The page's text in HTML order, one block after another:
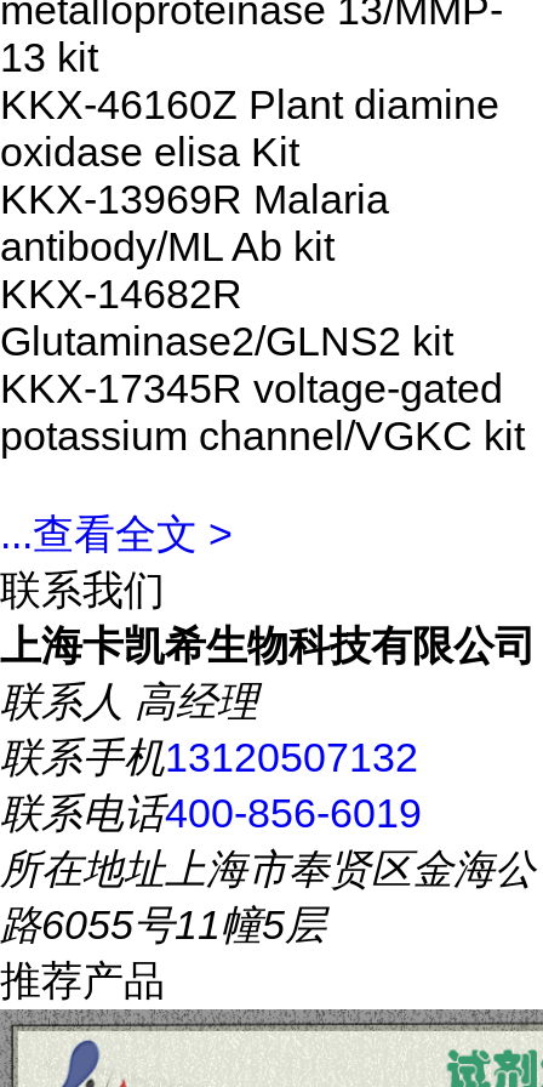
metalloproteinase 13/MMP-
13 kit
KKX-46160Z Plant diamine
oxidase elisa Kit
KKX-13969R Malaria
antibody/ML Ab kit
KKX-14682R
Glutaminase2/GLNS2 kit
KKX-17345R voltage-gated
potassium channel/VGKC kit
...查看全文 >
联系我们
上海卡凯希生物科技有限公司
联系人 高经理
联系手机13120507132
联系电话400-856-6019
所在地址上海市奉贤区金海公
路6055号11幢5层
推荐产品